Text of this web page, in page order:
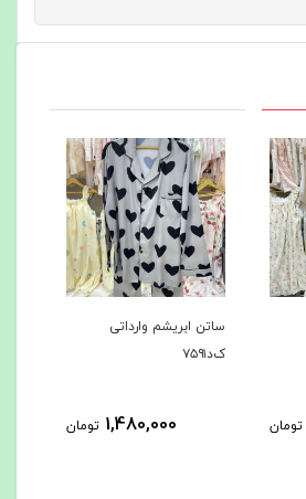
تومان
ساتن ابریشم وارداتی
ک‌د۷۵۹۱
1,480,000 تومان